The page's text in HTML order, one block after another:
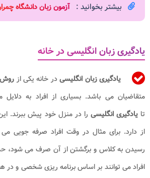
بیشتر بخوانید : آزمون زبان دانشگاه
یادگیری زبان انگلیسی در خانه
یادگیری زبان انگلیسیدر خانه یکی از روش
متقاضیان می باشد. بسیاری از افراد به
تایادگیری انگلیسی را در منزل خود پیش ببرند.
از دارد. برای مثال در وقت افراد صرفه جویی می
رسیدن به کلاس و برگشتن از آن صرف می
افراد می توانند بر اساس برنامه ریزی شخصی و در